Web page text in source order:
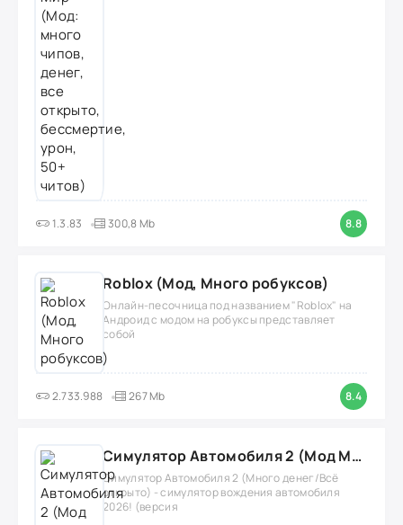
1.3.83 300,8 Mb 8.8
Roblox (Мод, Много робуксов)
Онлайн-песочница под названием "Roblox" на
Андроид с модом на робуксы представляет
собой
2.733.988 267 Mb 8.4
Симулятор Автомобиля 2 (Мод Много денег/Всё открыто)
Симулятор Автомобиля 2 (Много денег/Всё
открыто) - симулятор вождения автомобиля
2026! (версия